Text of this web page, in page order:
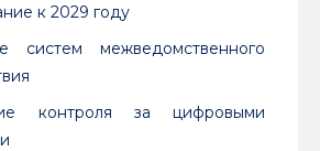
к 2029 году
систем межведомственного
контроля за цифровыми